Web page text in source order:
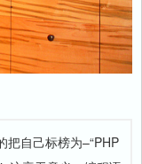
把自己标榜为–“PHP